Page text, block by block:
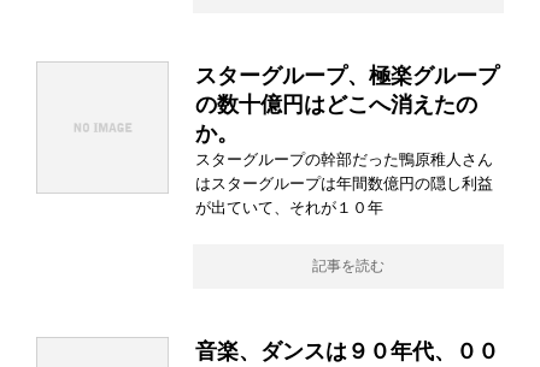
スターグループ、極楽グループ
の数十億円はどこへ消えたの
か。
スターグループの幹部だった鴨原稚人さん
はスターグループは年間数億円の隠し利益
が出ていて、それが１０年
記事を読む
音楽、ダンスは９０年代、００